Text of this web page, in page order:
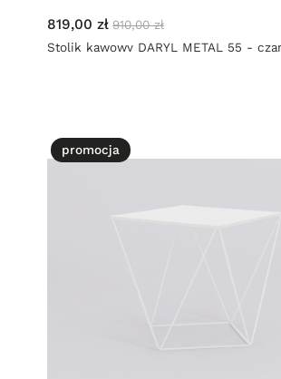
819,00 zł 910,00 zł
Stolik kawowy DARYL METAL 55 -
promocja